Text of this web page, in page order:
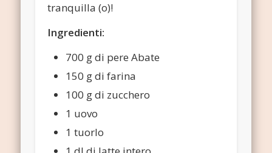
tranquilla (o)!
Ingredienti:
700 g di pere Abate
150 g di farina
100 g di zucchero
1 uovo
1 tuorlo